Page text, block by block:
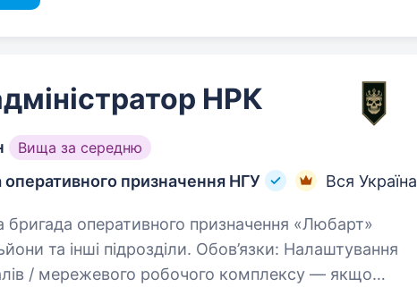
НРК
Вища за середню
призначення НГУ Вся Україна
інші підрозділи. Обов’язки: Налаштування
/ мережевого робочого комплексу — якщо